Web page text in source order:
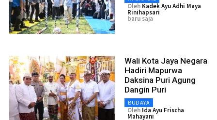
Oleh Kadek Ayu Adhi Maya
Rinihapsari
baru saja
Wali Kota Jaya Negara
Hadiri Mapurwa
Daksina Puri Agung
Dangin Puri
BUDAYA
Oleh Ida Ayu Frischa
Mahayani